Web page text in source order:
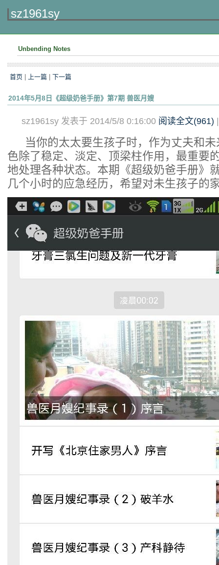
sz1961sy
Unbending Notes
首页 上一篇 下一篇
2014年5月8日《超级奶爸手册》第7期 兽医月嫂
sz1961sy 发表于 2014/5/8 0:16:00 阅读全文(961)
当你的太太要生孩子时，作为丈夫和未
色除了稳定、淡定、顶梁柱作用，最重要
地处理各种状态。本期《超级奶爸手册》
几个小时的应急经历，希望对未生孩子的